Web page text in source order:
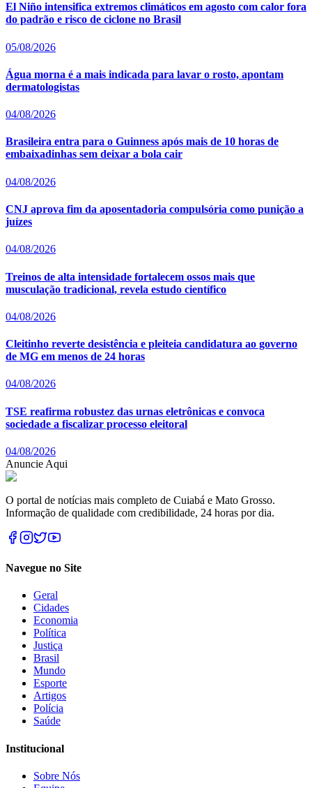
El Niño intensifica extremos climáticos em agosto com calor fora
do padrão e risco de ciclone no Brasil
05/08/2026
Água morna é a mais indicada para lavar o rosto, apontam
dermatologistas
04/08/2026
Brasileira entra para o Guinness após mais de 10 horas de
embaixadinhas sem deixar a bola cair
04/08/2026
CNJ aprova fim da aposentadoria compulsória como punição a
juízes
04/08/2026
Treinos de alta intensidade fortalecem ossos mais que
musculação tradicional, revela estudo científico
04/08/2026
Cleitinho reverte desistência e pleiteia candidatura ao governo
de MG em menos de 24 horas
04/08/2026
TSE reafirma robustez das urnas eletrônicas e convoca
sociedade a fiscalizar processo eleitoral
04/08/2026
Anuncie Aqui
O portal de notícias mais completo de Cuiabá e Mato Grosso.
Informação de qualidade com credibilidade, 24 horas por dia.
Navegue no Site
Geral
Cidades
Economia
Política
Justiça
Brasil
Mundo
Esporte
Artigos
Polícia
Saúde
Institucional
Sobre Nós